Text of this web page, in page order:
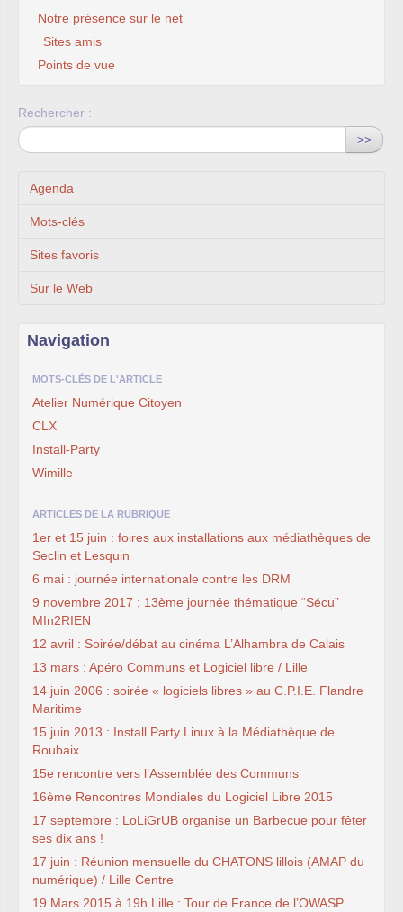
Notre présence sur le net
Sites amis
Points de vue
Rechercher :
>>
Agenda
Mots-clés
Sites favoris
Sur le Web
Navigation
MOTS-CLÉS DE L'ARTICLE
Atelier Numérique Citoyen
CLX
Install-Party
Wimille
ARTICLES DE LA RUBRIQUE
1er et 15 juin : foires aux installations aux médiathèques de
Seclin et Lesquin
6 mai : journée internationale contre les DRM
9 novembre 2017 : 13ème journée thématique “Sécu”
MIn2RIEN
12 avril : Soirée/débat au cinéma L’Alhambra de Calais
13 mars : Apéro Communs et Logiciel libre / Lille
14 juin 2006 : soirée « logiciels libres » au C.P.I.E. Flandre
Maritime
15 juin 2013 : Install Party Linux à la Médiathèque de
Roubaix
15e rencontre vers l’Assemblée des Communs
16ème Rencontres Mondiales du Logiciel Libre 2015
17 septembre : LoLiGrUB organise un Barbecue pour fêter
ses dix ans !
17 juin : Réunion mensuelle du CHATONS lillois (AMAP du
numérique) / Lille Centre
19 Mars 2015 à 19h Lille : Tour de France de l’OWASP